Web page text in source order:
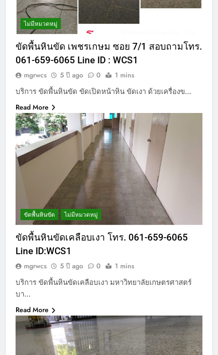
ไม่มีหมวดหมู่
ขัดพื้นหินขัด เพชรเกษม ซอย 7/1 สอบถามโทร.
061-659-6065 Line ID : WCS1
mgrwcs 5 ปี ago 0 1 mins
บริการ ขัดพื้นหินขัด ขัดเปิดหน้าหิน ขัดเงา ด้วยเครื่องข…
Read More
ขัดพื้นหินขัด ไม่มีหมวดหมู่
ขัดพื้นหินขัดเคลือบเงา โทร. 061-659-6065
Line ID:WCS1
mgrwcs 5 ปี ago 0 1 mins
บริการ ขัดพื้นหินขัดเคลือบเงา มหาวิทยาลัยเกษตรศาสตร์
บา…
Read More